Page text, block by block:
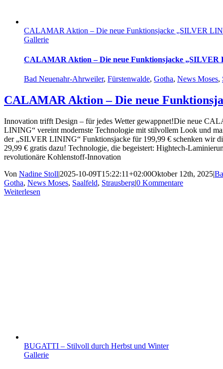
CALAMAR Aktion – Die neue Funktionsjacke „SILVER
Gallerie
CALAMAR Aktion – Die neue Funktionsjacke „SILVER
Bad Neuenahr-Ahrweiler, Fürstenwalde, Gotha, News Moses,
CALAMAR Aktion – Die neue
Innovation trifft Design – für jedes Wetter gewappnet!Die neue
LINING“ vereint modernste Technologie mit stilvollem Look und
der „SILVER LINING“ Funktionsjacke für 199,99 € schenken wir
29,99 € gratis dazu! Technologie, die begeistert: Hightech-
revolutionäre Kohlenstoff-Innovation
Von Nadine Stoll|2025-10-09T15:22:11+02:00Oktober 12th, 2025|
Gotha, News Moses, Saalfeld, Strausberg|0 Kommentare
Weiterlesen
BUGATTI – Stilvoll durch Herbst und Winter
Gallerie